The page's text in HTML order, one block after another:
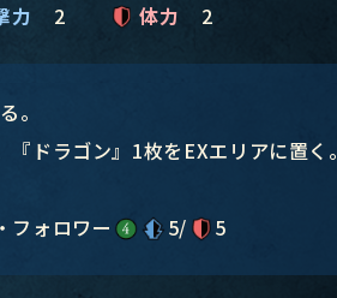
力 2 体力 2
。
『ドラゴン』1枚をEXエリアに置く。
フォロワー 5/ 5